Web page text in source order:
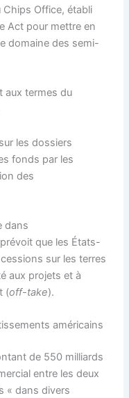
Office, établi
Act pour mettre en
domaine des semi-
aux termes du
les dossiers
fonds par les
des
dans
que les États-
sur les terres
aux projets et à
(off-take).
américains
de 550 milliards
entre les deux
« dans divers